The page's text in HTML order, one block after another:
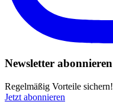
Newsletter abonnieren
Regelmäßig Vorteile sichern!
Jetzt abonnieren